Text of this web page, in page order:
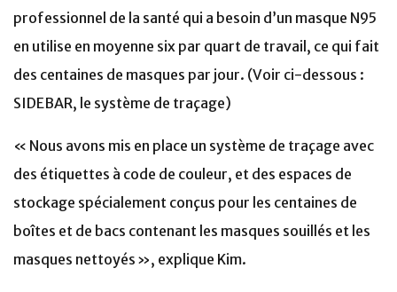
professionnel de la santé qui a besoin d’un masque N95
en utilise en moyenne six par quart de travail, ce qui fait
des centaines de masques par jour. (Voir ci-dessous :
SIDEBAR, le système de traçage)
« Nous avons mis en place un système de traçage avec
des étiquettes à code de couleur, et des espaces de
stockage spécialement conçus pour les centaines de
boîtes et de bacs contenant les masques souillés et les
masques nettoyés », explique Kim.